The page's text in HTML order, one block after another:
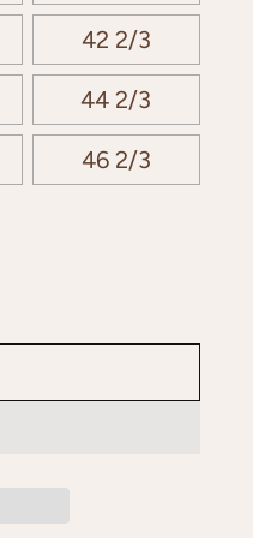
42 2/3
44 2/3
46 2/3